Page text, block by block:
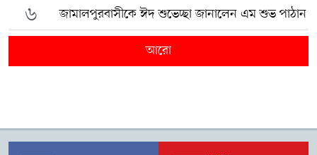
৬ জামালপুরবাসীকে ঈদ শুভেচ্ছা জানালেন এম শুভ পাঠান
আরো